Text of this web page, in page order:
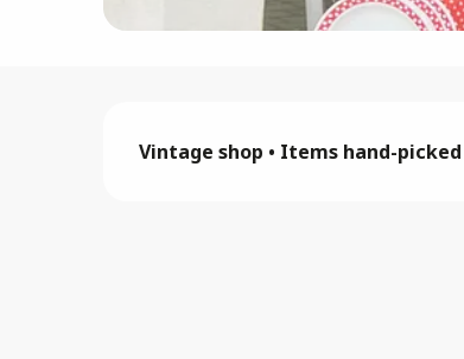
Description
Vintage shop • Items hand-picked